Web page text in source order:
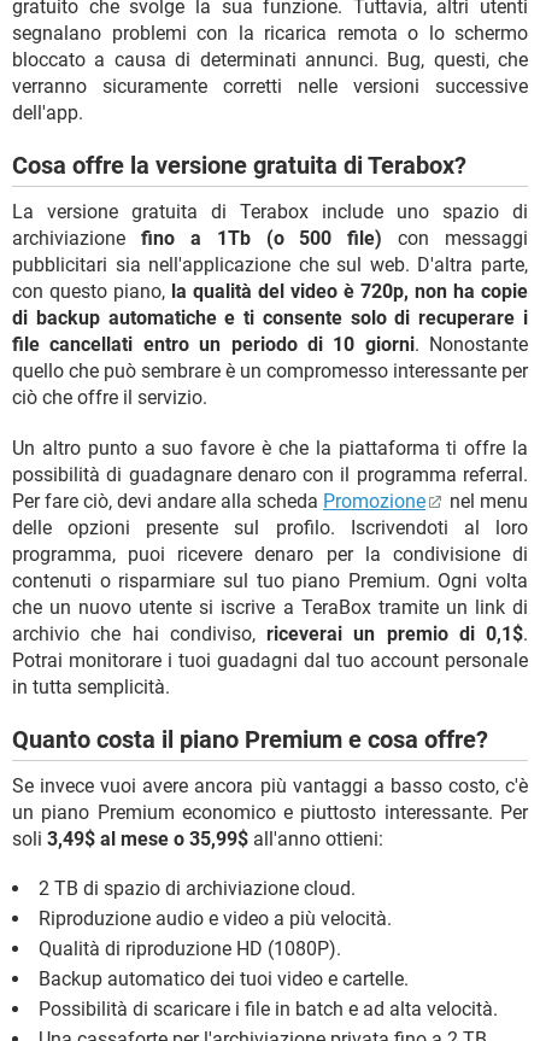
gratuito che svolge la sua funzione. Tuttavia, altri utenti
segnalano problemi con la ricarica remota o lo schermo
bloccato a causa di determinati annunci. Bug, questi, che
verranno sicuramente corretti nelle versioni successive
dell'app.
Cosa offre la versione gratuita di Terabox?
La versione gratuita di Terabox include uno spazio di
archiviazione fino a 1Tb (o 500 file) con messaggi
pubblicitari sia nell'applicazione che sul web. D'altra parte,
con questo piano, la qualità del video è 720p, non ha copie
di backup automatiche e ti consente solo di recuperare i
file cancellati entro un periodo di 10 giorni. Nonostante
quello che può sembrare è un compromesso interessante per
ciò che offre il servizio.
Un altro punto a suo favore è che la piattaforma ti offre la
possibilità di guadagnare denaro con il programma referral.
Per fare ciò, devi andare alla scheda Promozione
nel menu
delle opzioni presente sul profilo. Iscrivendoti al loro
programma, puoi ricevere denaro per la condivisione di
contenuti o risparmiare sul tuo piano Premium. Ogni volta
che un nuovo utente si iscrive a TeraBox tramite un link di
archivio che hai condiviso, riceverai un premio di 0,1$.
Potrai monitorare i tuoi guadagni dal tuo account personale
in tutta semplicità.
Quanto costa il piano Premium e cosa offre?
Se invece vuoi avere ancora più vantaggi a basso costo, c'è
un piano Premium economico e piuttosto interessante. Per
soli 3,49$ al mese o 35,99$ all'anno ottieni:
2 TB di spazio di archiviazione cloud.
Riproduzione audio e video a più velocità.
Qualità di riproduzione HD (1080P).
Backup automatico dei tuoi video e cartelle.
Possibilità di scaricare i file in batch e ad alta velocità.